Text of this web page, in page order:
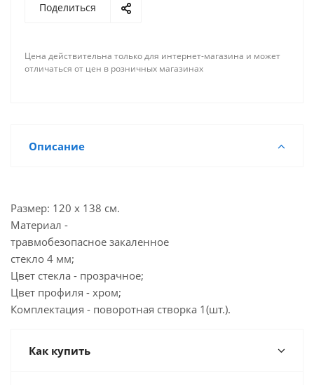
Поделиться
Цена действительна только для интернет-магазина и может
отличаться от цен в розничных магазинах
Описание
Размер: 120 х 138 см.
Материал -
травмобезопасное закаленное
стекло 4 мм;
Цвет стекла - прозрачное;
Цвет профиля - хром;
Комплектация - поворотная створка 1(шт.).
Как купить